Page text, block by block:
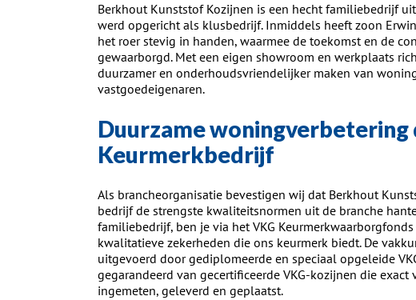
Berkhout Kunststof Kozijnen is een hecht familiebedrijf
werd opgericht als klusbedrijf. Inmiddels heeft zoon
het roer stevig in handen, waarmee de toekomst en de
gewaarborgd. Met een eigen showroom en werkplaats
duurzamer en onderhoudsvriendelijker maken van
vastgoedeigenaren.
Duurzame woningverbetering
Keurmerkbedrijf
Als brancheorganisatie bevestigen wij dat Berkhout
bedrijf de strengste kwaliteitsnormen uit de branche
familiebedrijf, ben je via het VKG
kwalitatieve zekerheden die ons keurmerk biedt. De
uitgevoerd door gediplomeerde en speciaal opgeleide
gegarandeerd van gecertificeerde VKG-kozijnen die
ingemeten, geleverd en geplaatst.